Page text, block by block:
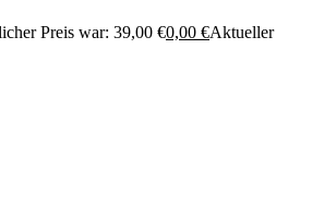
Preis war: 39,00 €0,00 €Aktueller